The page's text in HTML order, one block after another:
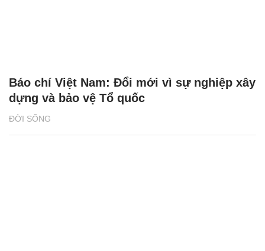
ĐỜI SỐNG
Báo chí Việt Nam: Đổi mới vì sự nghiệp xây
dựng và bảo vệ Tổ quốc